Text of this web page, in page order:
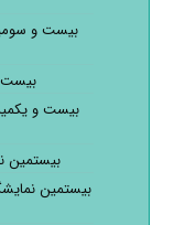
بیست و
بیست
بیست و
بیستمین
بیستمین